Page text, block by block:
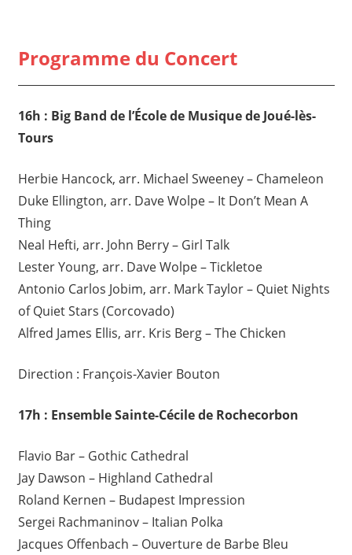
Programme du Concert
16h : Big Band de l’École de Musique de Joué-lès-
Tours
Herbie Hancock, arr. Michael Sweeney – Chameleon
Duke Ellington, arr. Dave Wolpe – It Don’t Mean A
Thing
Neal Hefti, arr. John Berry – Girl Talk
Lester Young, arr. Dave Wolpe – Tickletoe
Antonio Carlos Jobim, arr. Mark Taylor – Quiet Nights
of Quiet Stars (Corcovado)
Alfred James Ellis, arr. Kris Berg – The Chicken
Direction : François-Xavier Bouton
17h : Ensemble Sainte-Cécile de Rochecorbon
Flavio Bar – Gothic Cathedral
Jay Dawson – Highland Cathedral
Roland Kernen – Budapest Impression
Sergei Rachmaninov – Italian Polka
Jacques Offenbach – Ouverture de Barbe Bleu